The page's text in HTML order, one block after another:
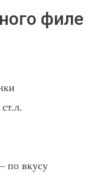
филе
по вкусу